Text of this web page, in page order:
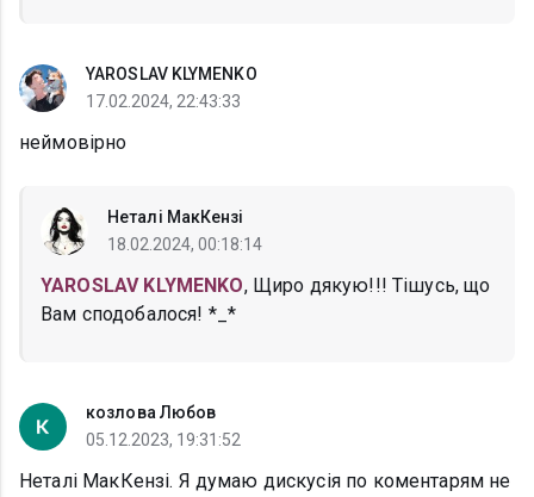
YAROSLAV KLYMENKO
17.02.2024, 22:43:33
неймовірно
Неталі МакКензі
18.02.2024, 00:18:14
YAROSLAV KLYMENKO, Щиро дякую!!! Тішусь, що
Вам сподобалося! *_*
козлова Любов
05.12.2023, 19:31:52
Неталі МакКензі. Я думаю дискусія по коментарям не